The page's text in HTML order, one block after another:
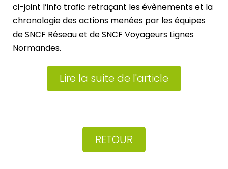
ci-joint l’info trafic retraçant les évènements et la
chronologie des actions menées par les équipes
de SNCF Réseau et de SNCF Voyageurs Lignes
Normandes.
Lire la suite de l'article
RETOUR